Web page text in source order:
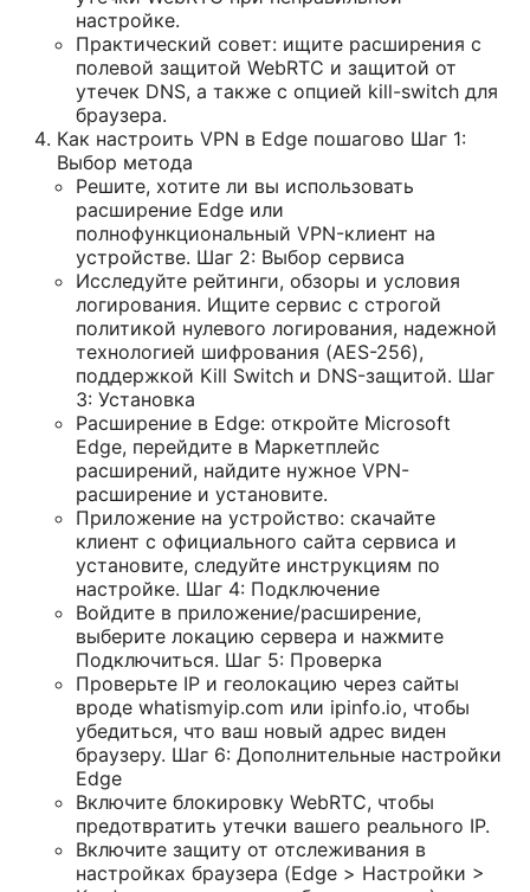
настройке.
Практический совет: ищите расширения с
полевой защитой WebRTC и защитой от
утечек DNS, а также с опцией kill-switch для
браузера.
Как настроить VPN в Edge пошагово Шаг 1:
Выбор метода
Решите, хотите ли вы использовать
расширение Edge или
полнофункциональный VPN-клиент на
устройстве. Шаг 2: Выбор сервиса
Исследуйте рейтинги, обзоры и условия
логирования. Ищите сервис с строгой
политикой нулевого логирования, надежной
технологией шифрования (AES-256),
поддержкой Kill Switch и DNS-защитой. Шаг
3: Установка
Расширение в Edge: откройте Microsoft
Edge, перейдите в Маркетплейс
расширений, найдите нужное VPN-
расширение и установите.
Приложение на устройство: скачайте
клиент с официального сайта сервиса и
установите, следуйте инструкциям по
настройке. Шаг 4: Подключение
Войдите в приложение/расширение,
выберите локацию сервера и нажмите
Подключиться. Шаг 5: Проверка
Проверьте IP и геолокацию через сайты
вроде whatismyip.com или ipinfo.io, чтобы
убедиться, что ваш новый адрес виден
браузеру. Шаг 6: Дополнительные настройки
Edge
Включите блокировку WebRTC, чтобы
предотвратить утечки вашего реального IP.
Включите защиту от отслеживания в
настройках браузера (Edge > Настройки >